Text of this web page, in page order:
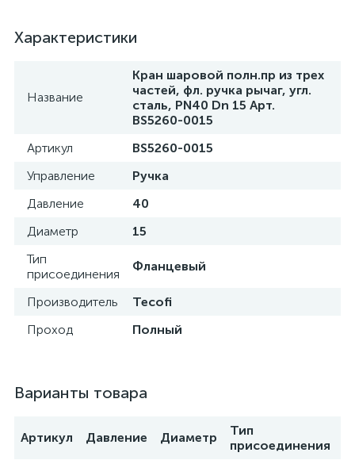
Характеристики
Название
Кран шаровой полн.пр из трех
частей, фл. ручка рычаг, угл.
сталь, PN40 Dn 15 Арт.
BS5260-0015
Артикул
BS5260-0015
Управление
Ручка
Давление
40
Диаметр
15
Тип
присоединения
Фланцевый
Производитель
Tecofi
Проход
Полный
Варианты товара
Артикул Давление Диаметр
Тип
присоединения